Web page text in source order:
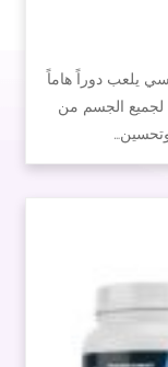
يلعب دوراً هاماً
لجميع الجسم من